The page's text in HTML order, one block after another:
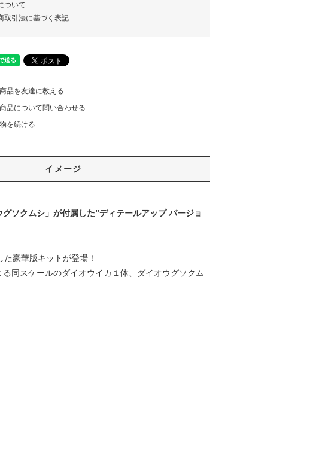
ついて
取引法に基づく表記
品を友達に教える
品について問い合わせる
を続ける
イメージ
ソクムシ」が付属した”ディテールアップ バージョ
豪華版キットが登場！
同スケールのダイオウイカ１体、ダイオウグソクム